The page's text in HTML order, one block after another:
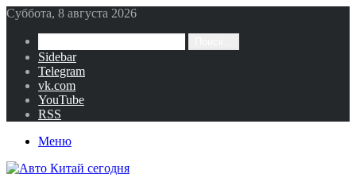
Суббота, 8 августа 2026
Sidebar
Telegram
vk.com
YouTube
RSS
Меню